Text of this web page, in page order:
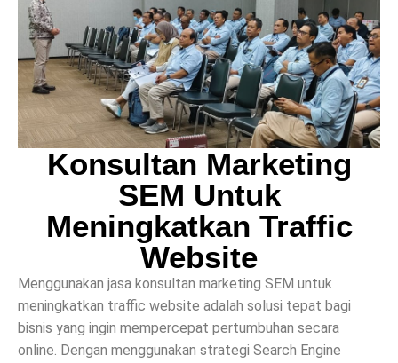
Konsultan Marketing
SEM Untuk
Meningkatkan Traffic
Website
Menggunakan jasa konsultan marketing SEM untuk
meningkatkan traffic website adalah solusi tepat bagi
bisnis yang ingin mempercepat pertumbuhan secara
online. Dengan menggunakan strategi Search Engine